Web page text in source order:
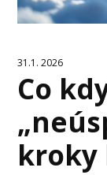
31.1. 2026
Co
kroky